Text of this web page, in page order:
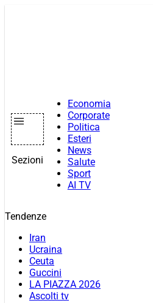
Sezioni
Economia
Corporate
Politica
Esteri
News
Salute
Sport
AI TV
Tendenze
Iran
Ucraina
Ceuta
Guccini
LA PIAZZA 2026
Ascolti tv